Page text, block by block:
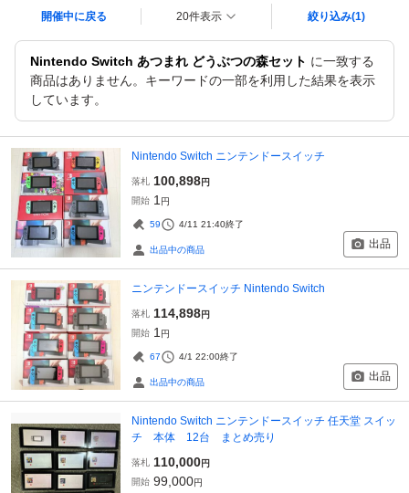
開催中に戻る 20件表示 絞り込み(1)
Nintendo Switch あつまれ どうぶつの森セット に一致する
商品はありません。キーワードの一部を利用した結果を表示
しています。
Nintendo Switch ニンテンドースイッチ
落札 100,898円
開始 1 円
59 4/11 21:40終了
出品中の商品 出品
ニンテンドースイッチ Nintendo Switch
落札 114,898円
開始 1 円
67 4/1 22:00終了
出品中の商品 出品
Nintendo Switch ニンテンドースイッチ 任天堂 スイッ
チ 本体 12台 まとめ売り
落札 110,000円
開始 99,000円